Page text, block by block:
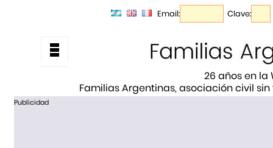
Email: Clave:
26 años en la
Familias Argentinas, asociación civil
Publicidad